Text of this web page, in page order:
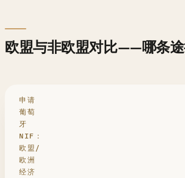
欧盟与非欧盟对比——哪条
申请
葡萄
牙
NIF：
欧盟/
欧洲
经济